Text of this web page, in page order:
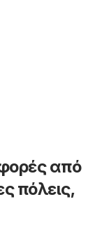
από
πόλεις,